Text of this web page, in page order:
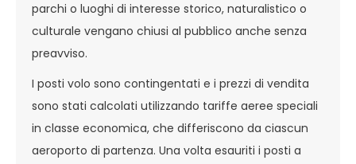
parchi o luoghi di interesse storico, naturalistico o
culturale vengano chiusi al pubblico anche senza
preavviso.
I posti volo sono contingentati e i prezzi di vendita
sono stati calcolati utilizzando tariffe aeree speciali
in classe economica, che differiscono da ciascun
aeroporto di partenza. Una volta esauriti i posti a